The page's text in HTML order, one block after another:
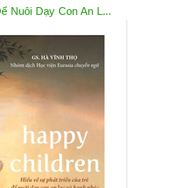
Nuôi Dạy Con An L...